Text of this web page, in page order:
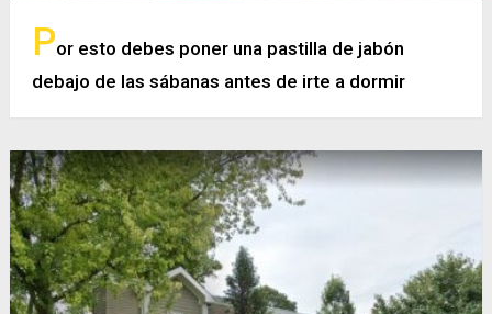
Por esto debes poner una pastilla de jabón
debajo de las sábanas antes de irte a dormir